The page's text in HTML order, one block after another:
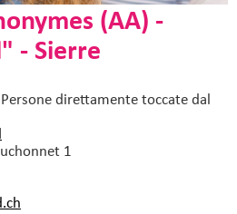
(AA) -
- Sierre
direttamente toccate dal
1
ch